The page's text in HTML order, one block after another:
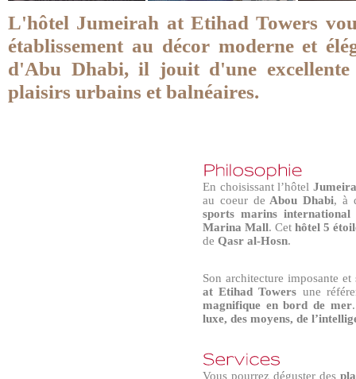
L'hôtel Jumeirah at Etihad Towers
établissement au décor moderne et
d'Abu Dhabi, il jouit d'une
plaisirs urbains et balnéaires.
En choisissant l’hôtel
au coeur de Abou Dhabi, à
sports marins international
Marina Mall. Cethôtel 5
de Qasr al-Hosn.
Son architecture imposante
at Etihad Towers une
magnifique en bord de mer
luxe, des moyens, de
Vous pourrez déguster des